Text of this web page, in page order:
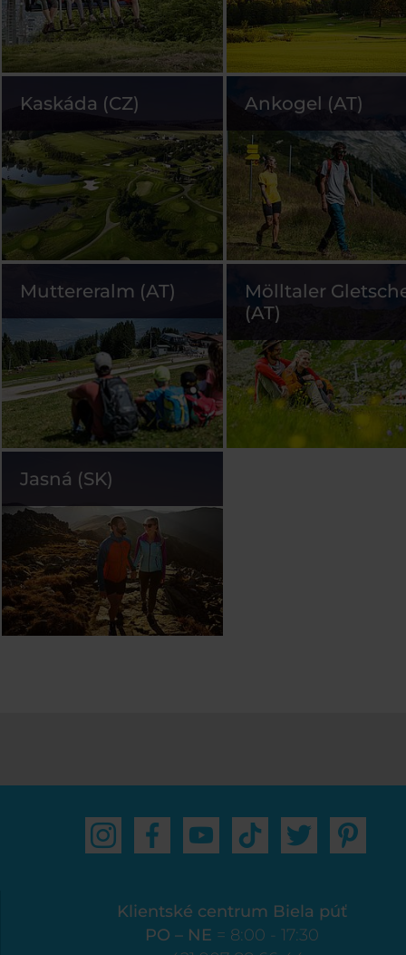
Kaskáda (CZ) Ankogel (AT)
Muttereralm (AT)
Mölltaler
(AT)
Jasná (SK)
Klientské centrum Biela púť
PO – NE = 8:00 - 17:30